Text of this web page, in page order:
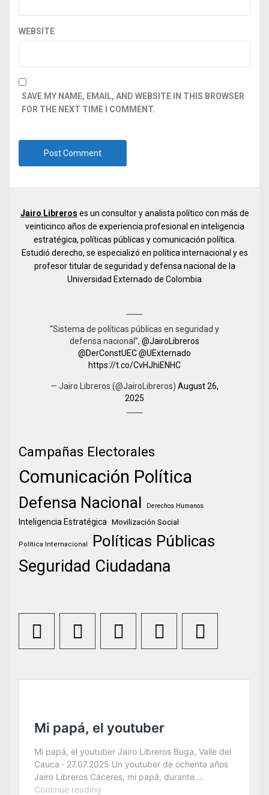
WEBSITE
SAVE MY NAME, EMAIL, AND WEBSITE IN THIS BROWSER
FOR THE NEXT TIME I COMMENT.
Jairo Libreros es un consultor y analista político con más de
veinticinco años de experiencia profesional en inteligencia
estratégica, políticas públicas y comunicación política.
Estudió derecho, se especializó en política internacional y es
profesor titular de seguridad y defensa nacional de la
Universidad Externado de Colombia
“Sistema de políticas públicas en seguridad y
defensa nacional”, @JairoLibreros
@DerConstUEC@UExternado
https://t.co/CvHJhiENHC
— Jairo Libreros (@JairoLibreros) August 26,
2025
Campañas Electorales
Comunicación Política
Defensa Nacional Derechos Humanos
Inteligencia Estratégica Movilización Social
Política Internacional Políticas Públicas
Seguridad Ciudadana